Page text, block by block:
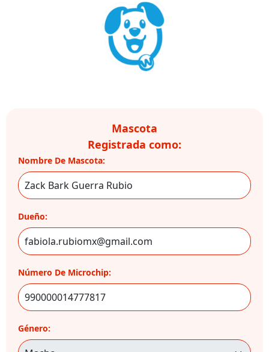
Mascota
Registrada como:
Nombre De Mascota:
Dueño:
Número De Microchip:
Género: